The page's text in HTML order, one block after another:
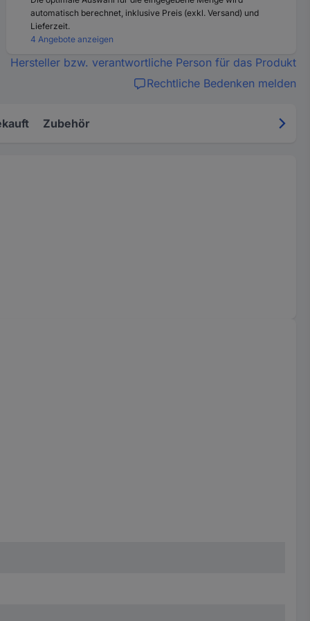
automatisch berechnet, inklusive Preis (exkl. Versand) und
Lieferzeit.
4 Angebote anzeigen
Hersteller bzw. verantwortliche Person für das Produkt
Rechtliche Bedenken melden
Zubehör